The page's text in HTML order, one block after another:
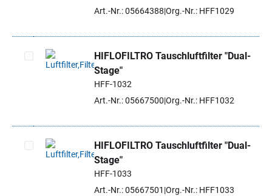
Art.-Nr.: 05664388 Org.-Nr.: HFF1029
Artikel auswählen
HIFLOFILTRO Tauschluftfilter "Dual-
Stage"
HFF-1032
Art.-Nr.: 05667500 Org.-Nr.: HFF1032
Artikel auswählen
HIFLOFILTRO Tauschluftfilter "Dual-
Stage"
HFF-1033
Art.-Nr.: 05667501 Org.-Nr.: HFF1033